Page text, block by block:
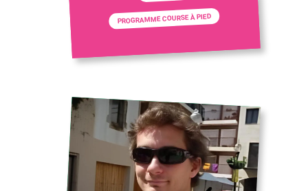
PROGRAMME COURSE À PIED